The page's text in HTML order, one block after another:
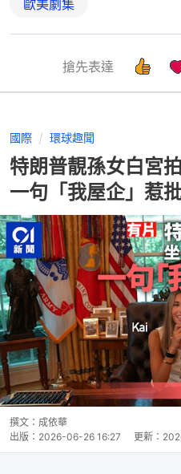
歐美劇集
搶先表達
國際 環球趣聞
特朗普靚孫女白宮
一句「我屋企」惹
撰文： 成依華
出版： 2026-06-26 16:27 更新：